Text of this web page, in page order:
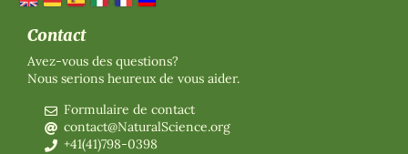
Contact
Avez-vous des questions?
Nous serions heureux de vous aider.
Formulaire de contact
contact@NaturalScience.org
+41(41)798-0398